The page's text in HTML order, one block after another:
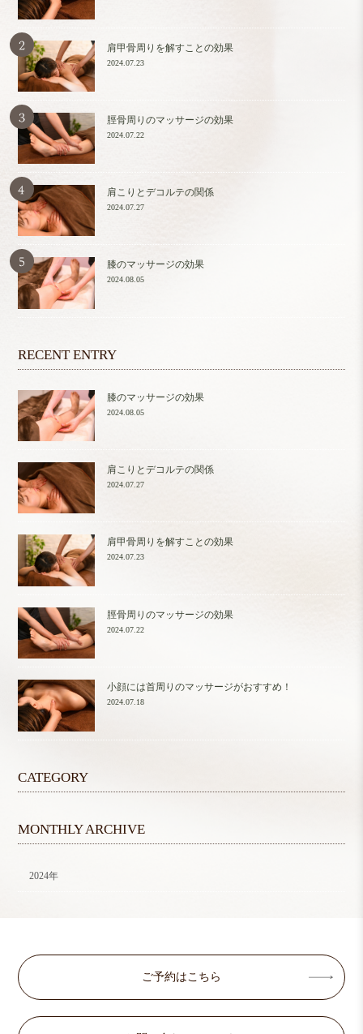
肩甲骨周りを解すことの効果
2024.07.23
脛骨周りのマッサージの効果
2024.07.22
肩こりとデコルテの関係
2024.07.27
膝のマッサージの効果
2024.08.05
RECENT ENTRY
膝のマッサージの効果
2024.08.05
肩こりとデコルテの関係
2024.07.27
肩甲骨周りを解すことの効果
2024.07.23
脛骨周りのマッサージの効果
2024.07.22
小顔には首周りのマッサージがおすすめ！
2024.07.18
CATEGORY
MONTHLY ARCHIVE
2024年
ご予約はこちら